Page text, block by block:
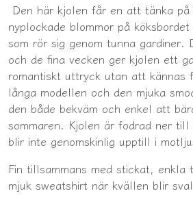
Den här kjolen får en att tänka på
nyplockade blommor på
som rör sig genom tunna gardiner.
och de fina vecken ger kjolen ett
romantiskt uttryck utan att kännas
långa modellen och den mjuka
den både bekväm och enkel att
sommaren. Kjolen är fodrad ner
blir inte genomskinlig upptill i
Fin tillsammans med stickat,
mjuk sweatshirt när kvällen blir